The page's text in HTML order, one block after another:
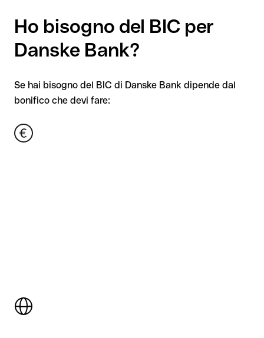
Ho bisogno del BIC per
Danske Bank?
Se hai bisogno del BIC di Danske Bank dipende dal
bonifico che devi fare: